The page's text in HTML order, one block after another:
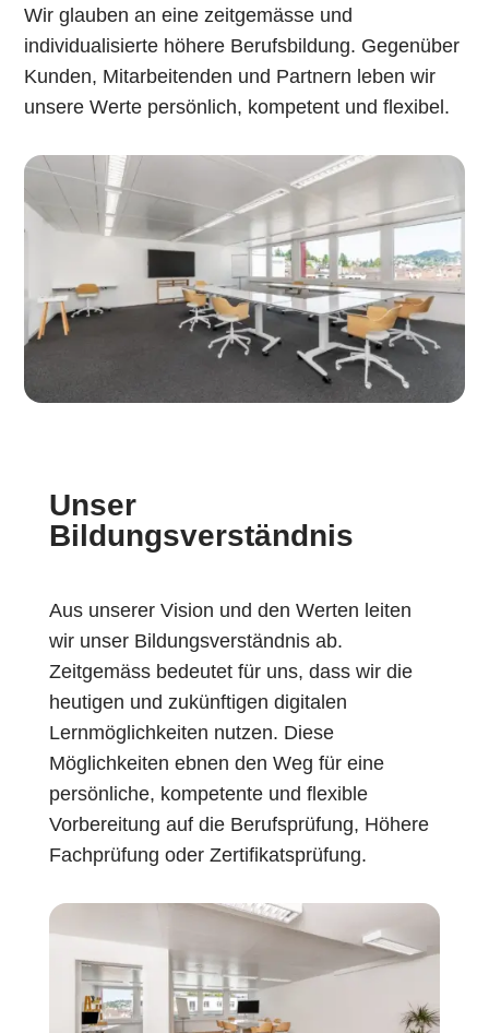
Wir glauben an eine zeitgemässe und
individualisierte höhere Berufsbildung. Gegenüber
Kunden, Mitarbeitenden und Partnern leben wir
unsere Werte persönlich, kompetent und flexibel.
Unser
Bildungsverständnis
Aus unserer Vision und den Werten leiten
wir unser Bildungsverständnis ab.
Zeitgemäss bedeutet für uns, dass wir die
heutigen und zukünftigen digitalen
Lernmöglichkeiten nutzen. Diese
Möglichkeiten ebnen den Weg für eine
persönliche, kompetente und flexible
Vorbereitung auf die Berufsprüfung, Höhere
Fachprüfung oder Zertifikatsprüfung.